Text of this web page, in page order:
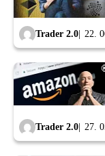
Trader 2.0 22.
Trader 2.0 27.